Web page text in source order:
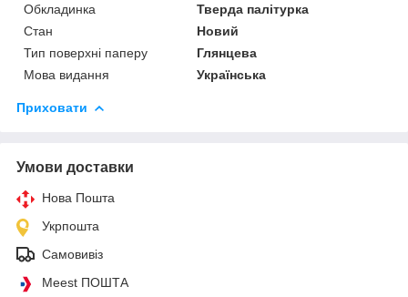
Обкладинка
Тверда палітурка
Стан
Новий
Тип поверхні паперу
Глянцева
Мова видання
Українська
Приховати
Умови доставки
Нова Пошта
Укрпошта
Самовивіз
Meest ПОШТА